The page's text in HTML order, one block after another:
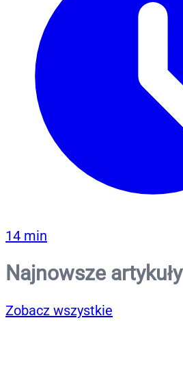
14 min
Najnowsze artykuły
Zobacz wszystkie